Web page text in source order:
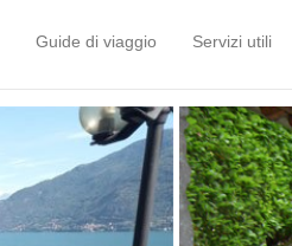
Guide di viaggio Servizi utili